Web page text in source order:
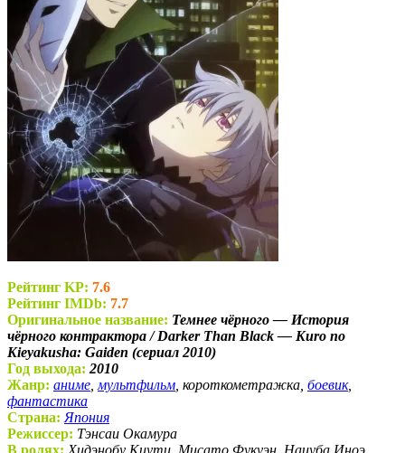
Рейтинг KP: 7.6
Рейтинг IMDb: 7.7
Оригинальное название: Темнее чёрного — История
чёрного контрактора / Darker Than Black — Kuro no
Kieyakusha: Gaiden (сериал 2010)
Год выхода: 2010
Жанр: аниме мультфильм , короткометражка, боевик,
фантастика
Страна: Япония
Режиссер: Тэнсаи Окамура
В ролях: Хидэнобу Киути, Мисато Фукуэн, Нацуба Иноэ,